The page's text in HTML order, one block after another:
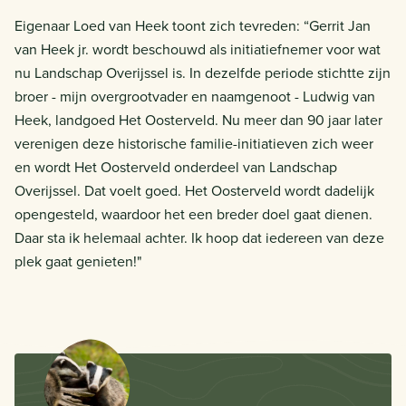
Eigenaar Loed van Heek toont zich tevreden: “Gerrit Jan
van Heek jr. wordt beschouwd als initiatiefnemer voor wat
nu Landschap Overijssel is. In dezelfde periode stichtte zijn
broer - mijn overgrootvader en naamgenoot - Ludwig van
Heek, landgoed Het Oosterveld. Nu meer dan 90 jaar later
verenigen deze historische familie-initiatieven zich weer
en wordt Het Oosterveld onderdeel van Landschap
Overijssel. Dat voelt goed. Het Oosterveld wordt dadelijk
opengesteld, waardoor het een breder doel gaat dienen.
Daar sta ik helemaal achter. Ik hoop dat iedereen van deze
plek gaat genieten!"